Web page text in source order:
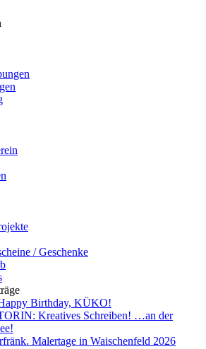
/ Geschenke
Birthday, KÜKO!
Kreatives Schreiben! …an der
Malertage in Waischenfeld 2026